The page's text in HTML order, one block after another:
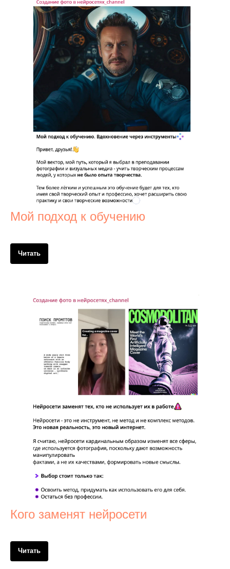
Мой подход к обучению
Читать
Кого заменят нейросети
Читать